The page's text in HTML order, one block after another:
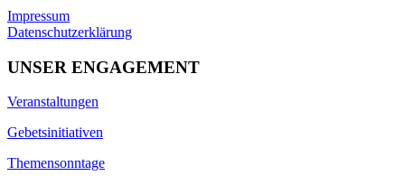
Impressum
Datenschutzerklärung
UNSER ENGAGEMENT
Veranstaltungen
Gebetsinitiativen
Themensonntage